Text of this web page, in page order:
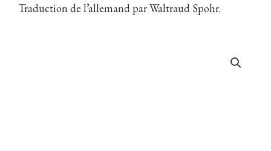
Traduction de l’allemand par Waltraud Spohr.